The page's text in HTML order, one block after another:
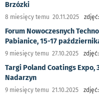
Brzózki
8 miesięcy temu 20.11.2025 zdjęć:
Forum Nowoczesnych
Pabianice, 15-17
9 miesięcy temu 27.10.2025 zdjęć:
Targi Poland Coatings Expo,
Nadarzyn
9 miesięcy temu 21.10.2025 zdjęć: